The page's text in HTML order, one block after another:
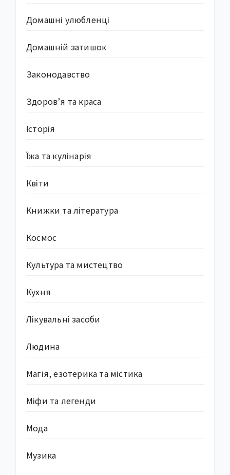
Домашні улюбленці
Домашній затишок
Законодавство
Здоров’я та краса
Історія
Їжа та кулінарія
Квіти
Книжки та література
Космос
Культура та мистецтво
Кухня
Лікувальні засоби
Людина
Магія, езотерика та містика
Міфи та легенди
Мода
Музика